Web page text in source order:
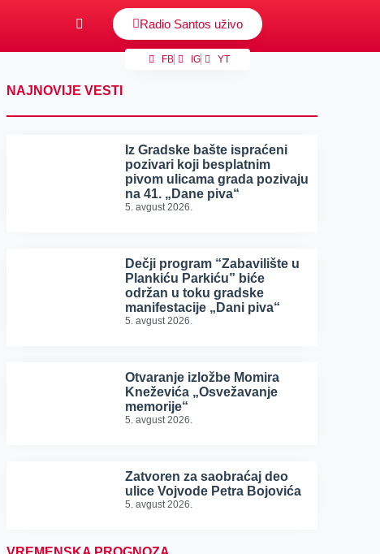
Radio Santos uživo
FB IG YT
NAJNOVIJE VESTI
Iz Gradske bašte ispraćeni
pozivari koji besplatnim
pivom ulicama grada pozivaju
na 41. „Dane piva“
5. avgust 2026.
Dečji program “Zabavilište u
Plankiću Parkiću” biće
održan u toku gradske
manifestacije „Dani piva“
5. avgust 2026.
Otvaranje izložbe Momira
Kneževića „Osvežavanje
memorije“
5. avgust 2026.
Zatvoren za saobraćaj deo
ulice Vojvode Petra Bojovića
5. avgust 2026.